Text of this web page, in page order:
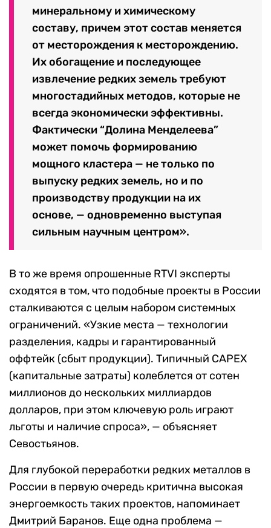
минеральному и химическому
составу, причем этот состав меняется
от месторождения к месторождению.
Их обогащение и последующее
извлечение редких земель требуют
многостадийных методов, которые не
всегда экономически эффективны.
Фактически “Долина Менделеева”
может помочь формированию
мощного кластера — не только по
выпуску редких земель, но и по
производству продукции на их
основе, — одновременно выступая
сильным научным центром».
В то же время опрошенные RTVI эксперты
сходятся в том, что подобные проекты в России
сталкиваются с целым набором системных
ограничений. «Узкие места — технологии
разделения, кадры и гарантированный
оффтейк (сбыт продукции). Типичный CAPEX
(капитальные затраты) колеблется от сотен
миллионов до нескольких миллиардов
долларов, при этом ключевую роль играют
льготы и наличие спроса», — объясняет
Севостьянов.
Для глубокой переработки редких металлов в
России в первую очередь критична высокая
энергоемкость таких проектов, напоминает
Дмитрий Баранов. Еще одна проблема —